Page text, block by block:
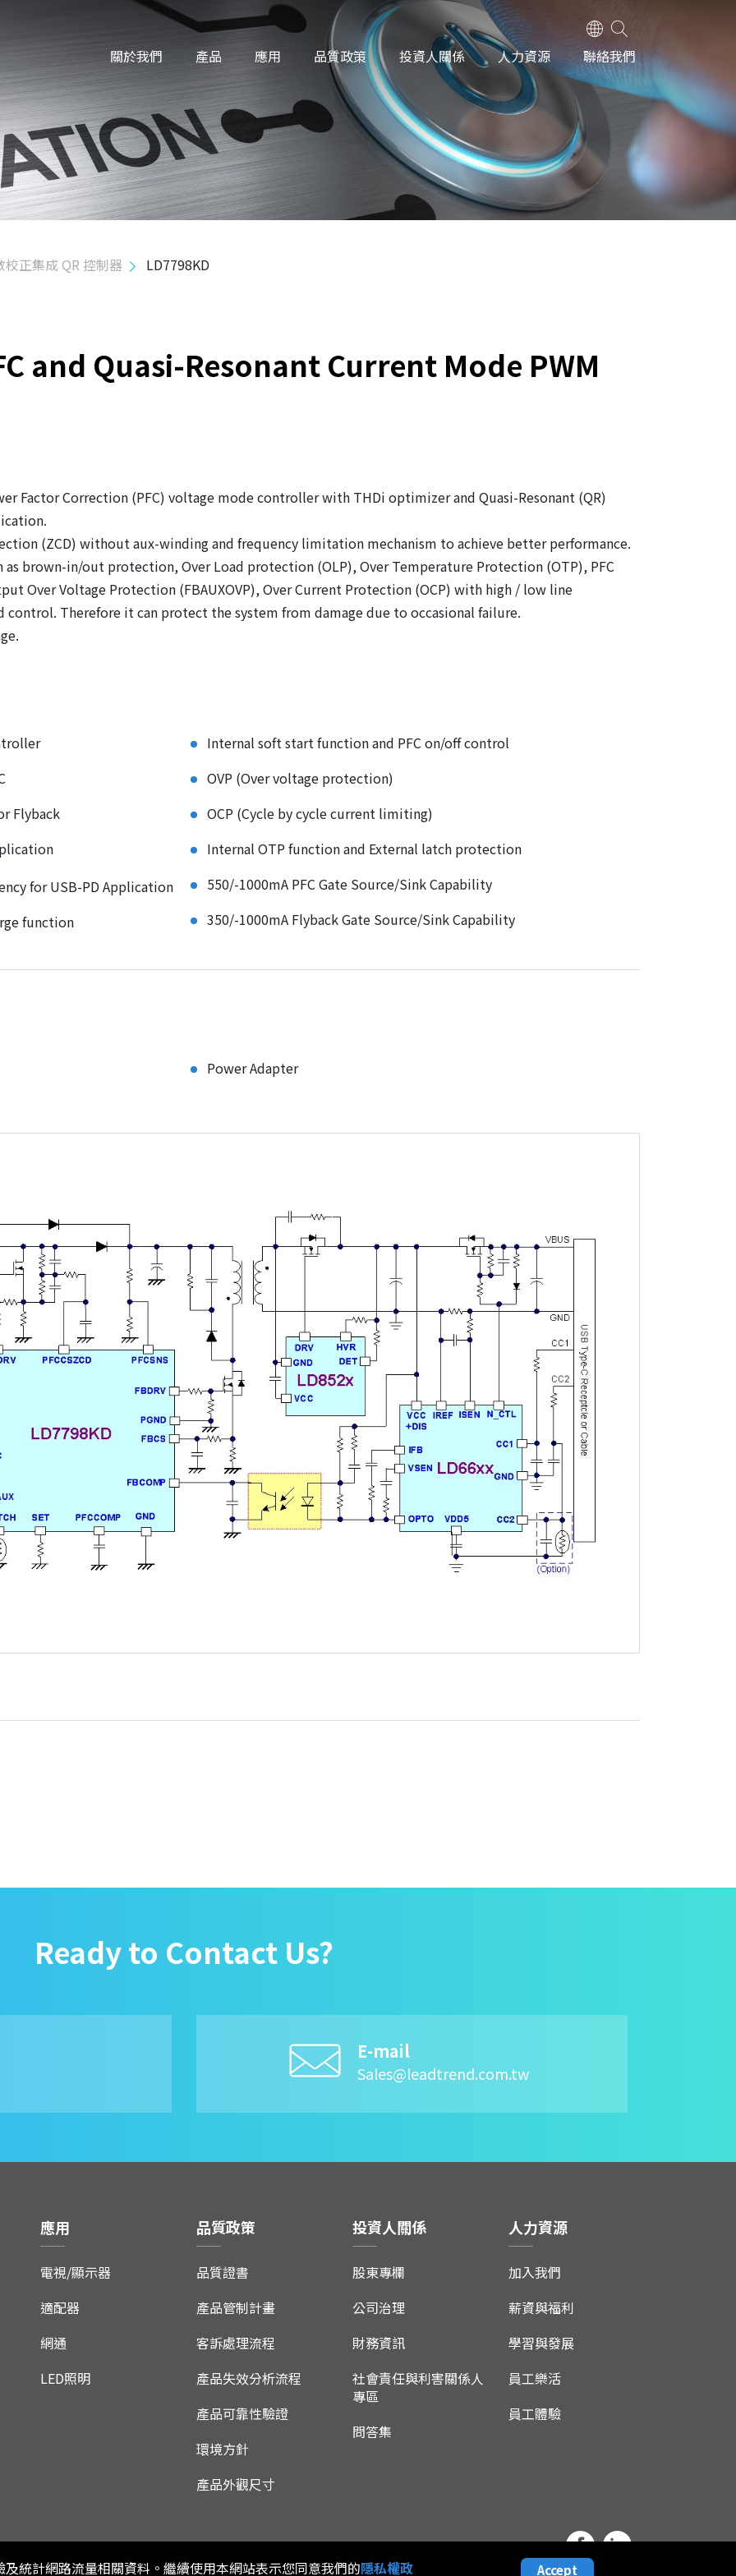
關於我們 產品 應用 品質政策 投資人關係 人力資源 聯絡我們
校正集成 QR 控制器 LD7798KD
and Quasi-Resonant Current Mode PWM
Factor Correction (PFC) voltage mode controller with THDi optimizer and Quasi-Resonant (QR)
(ZCD) without aux-winding and frequency limitation mechanism to achieve better performance.
as brown-in/out protection, Over Load protection (OLP), Over Temperature Protection (OTP), PFC
Over Voltage Protection (FBAUXOVP), Over Current Protection (OCP) with high / low line
Therefore it can protect the system from damage due to occasional failure.
Flyback
for USB-PD Application
function
Internal soft start function and PFC on/off control
OVP (Over voltage protection)
OCP (Cycle by cycle current limiting)
Internal OTP function and External latch protection
550/-1000mA PFC Gate Source/Sink Capability
350/-1000mA Flyback Gate Source/Sink Capability
Power Adapter
Ready to Contact Us?
E-mail
Sales@leadtrend.com.tw
應用
電視/顯示器
適配器
網通
LED照明
品質政策
品質證書
產品管制計畫
客訴處理流程
產品失效分析流程
產品可靠性驗證
環境方針
產品外觀尺寸
投資人關係
股東專欄
公司治理
財務資訊
社會責任與利害關係人
專區
問答集
人力資源
加入我們
薪資與福利
學習與發展
員工樂活
員工體驗
統計網路流量相關資料。繼續使用本網站表示您同意我們的隱私權政 Accept